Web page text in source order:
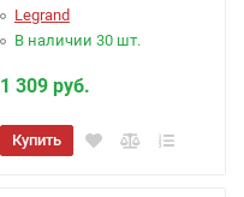
Legrand
В наличии 30 шт.
1 309 руб.
Купить